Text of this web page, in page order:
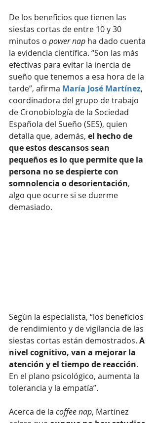
De los beneficios que tienen las
siestas cortas de entre 10 y 30
minutos o power nap ha dado cuenta
la evidencia científica. “Son las más
efectivas para evitar la inercia de
sueño que tenemos a esa hora de la
tarde”, afirma María José Martínez,
coordinadora del grupo de trabajo
de Cronobiología de la Sociedad
Española del Sueño (SES), quien
detalla que, además, el hecho de
que estos descansos sean
pequeños es lo que permite que la
persona no se despierte con
somnolencia o desorientación,
algo que ocurre si se duerme
demasiado.
Según la especialista, “los beneficios
de rendimiento y de vigilancia de las
siestas cortas están demostrados. A
nivel cognitivo, van a mejorar la
atención y el tiempo de reacción.
En el plano psicológico, aumenta la
tolerancia y la empatía”.
Acerca de la coffee nap, Martínez